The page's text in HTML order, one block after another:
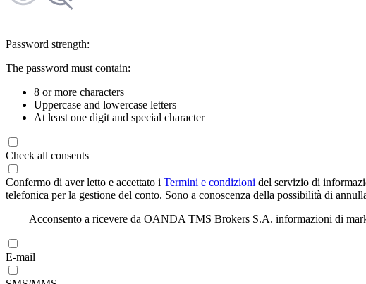
Password strength:
The password must contain:
8 or more characters
Uppercase and lowercase letters
At least one digit and special character
Check all consents
Confermo di aver letto e accettato i Termini e condizioni del servizio di
telefonica per la gestione del conto. Sono a conoscenza della possibilità di
Acconsento a ricevere da OANDA TMS Brokers S.A. informazioni di
E-mail